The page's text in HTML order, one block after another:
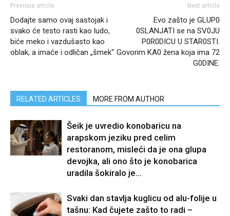
Previous article
Dodajte samo ovaj sastojak i
svako će testo rasti kao ludo,
biće meko i vazdušasto kao
oblak, a imaće i odličan „šmek“
Next article
Evo zašto je GLUP0
0SLANJATI se na SV0JU
P0R0DICU U STAR0STI.
Govorim KA0 žena koja ima 72
G0DINE.
RELATED ARTICLES MORE FROM AUTHOR
Šeik je uvredio konobaricu na
arapskom jeziku pred celim
restoranom, misleći da je ona glupa
devojka, ali ono što je konobarica
uradila šokiralo je...
Svaki dan stavlja kuglicu od alu-folije u
tašnu: Kad čujete zašto to radi –